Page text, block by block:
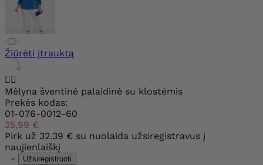
Žiūrėti įtrauktą
 
Mėlyna šventinė palaidinė su klostėmis
Prekės kodas:
01-076-0012-60
35,99 €
Pirk už 32.39 € su nuolaida užsiregistravus į
naujienlaiškį
-
Užsiregistruoti